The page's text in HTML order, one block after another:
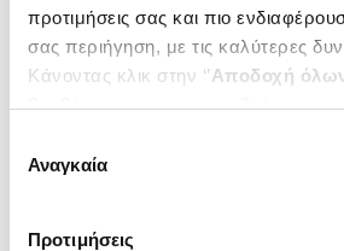
προτιμήσεις σας και πιο
σας περιήγηση, με τις καλύτερες
Κάνοντας κλικ στην ‘’Αποδοχή
βοηθήσετε να ανταποκριθούμε
ενδιαφέρουν και να επιλέξετε από
΄΄και να
συγκατάθεσης
Αναγκαία
Προτιμήσεις
ΝΤΑΚΑΚΗΣ ΝΙΚΟΣ